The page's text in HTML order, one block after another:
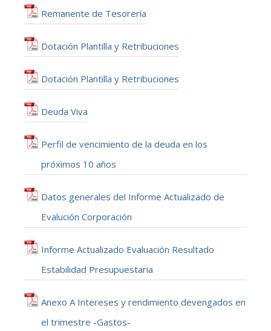
Remanente de Tesorería
Dotación Plantilla y Retribuciones
Dotación Plantilla y Retribuciones
Deuda Viva
Perfil de vencimiento de la deuda en los
próximos 10 años
Datos generales del Informe Actualizado de
Evalución Corporación
Informe Actualizado Evaluación Resultado
Estabilidad Presupuestaria
Anexo A Intereses y rendimiento devengados en
el trimestre -Gastos-